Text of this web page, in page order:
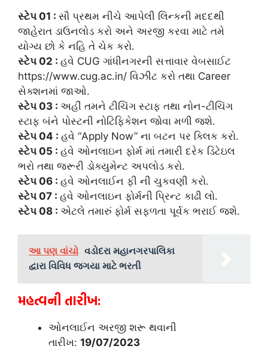
સ્ટેપ 01 : સૌ પ્રથમ નીચે આપેલી લિન્કની મદદથી
જાહેરાત ડાઉનલોડ કરો અને અરજી કરવા માટે તમે
યોગ્ય છો કે નહિ તે ચેક કરો.
સ્ટેપ 02 : હવે CUG ગાંધીનગરની સત્તાવાર વેબસાઈટ
https://www.cug.ac.in/ વિઝીટ કરો તથા Career
સેક્શનમાં જાઓ.
સ્ટેપ 03 : અહીં તમને ટીચિંગ સ્ટાફ તથા નોન-ટીચિંગ
સ્ટાફ બંને પોસ્ટની નોટિફિકેશન જોવા મળી જશે.
સ્ટેપ 04 : હવે “Apply Now” ના બટન પર ક્લિક કરો.
સ્ટેપ 05 : હવે ઓનલાઇન ફોર્મ માં તમારી દરેક ડિટેઇલ
ભરો તથા જરૂરી ડોક્યુમેન્ટ અપલોડ કરો.
સ્ટેપ 06 : હવે ઓનલાઈન ફી ની ચુકવણી કરો.
સ્ટેપ 07 : હવે ઓનલાઇન ફોર્મની પ્રિન્ટ કાઢી લો.
સ્ટેપ 08 : એટલે તમારું ફોર્મ સફળતા પૂર્વક ભરાઈ જશે.
આ પણ વાંચો વડોદરા મહાનગરપાલિકા
દ્વારા વિવિધ જગયા માટે ભરતી
મહત્વની તારીખ:
ઓનલાઈન અરજી શરૂ થવાની
તારીખ: 19/07/2023